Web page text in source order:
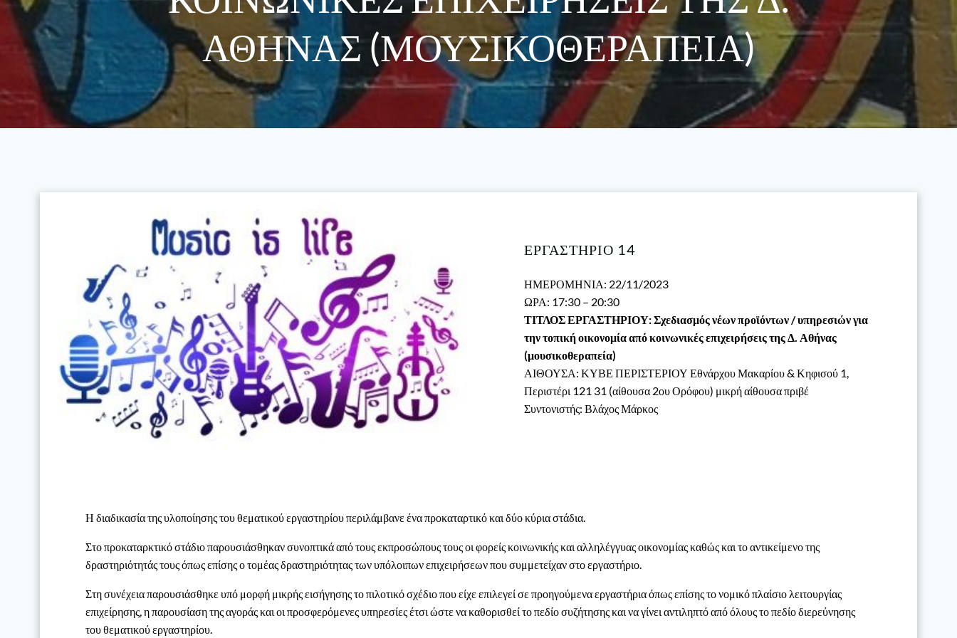
ΑΘΗΝΑΣ (ΜΟΥΣΙΚΟΘΕΡΑΠΕΙΑ)
ΕΡΓΑΣΤΗΡΙΟ 14
ΗΜΕΡΟΜΗΝΙΑ: 22/11/2023
ΩΡΑ: 17:30 – 20:30
ΤΙΤΛΟΣ ΕΡΓΑΣΤΗΡΙΟΥ: Σχεδιασμός νέων προϊόντων / υπηρεσιών για
την τοπική οικονομία από κοινωνικές επιχειρήσεις της Δ. Αθήνας
(μουσικοθεραπεία)
ΑΙΘΟΥΣΑ: ΚΥΒΕ ΠΕΡΙΣΤΕΡΙΟΥ Εθνάρχου Μακαρίου & Κηφισού 1,
Περιστέρι 121 31 (αίθουσα 2ου Ορόφου) μικρή αίθουσα πριβέ
Συντονιστής: Βλάχος Μάρκος
Η διαδικασία της υλοποίησης του θεματικού εργαστηρίου περιλάμβανε ένα προκαταρτικό και δύο κύρια στάδια.
Στο προκαταρκτικό στάδιο παρουσιάσθηκαν συνοπτικά από τους εκπροσώπους τους οι φορείς κοινωνικής και αλληλέγγυας οικονομίας καθώς και το αντικείμενο της
δραστηριότητάς τους όπως επίσης ο τομέας δραστηριότητας των υπόλοιπων επιχειρήσεων που συμμετείχαν στο εργαστήριο.
Στη συνέχεια παρουσιάσθηκε υπό μορφή μικρής εισήγησης το πιλοτικό σχέδιο που είχε επιλεγεί σε προηγούμενα εργαστήρια όπως επίσης το νομικό πλαίσιο λειτουργίας
επιχείρησης, η παρουσίαση της αγοράς και οι προσφερόμενες υπηρεσίες έτσι ώστε να καθορισθεί το πεδίο συζήτησης και να γίνει αντιληπτό από όλους το πεδίο διερεύνησης
του θεματικού εργαστηρίου.